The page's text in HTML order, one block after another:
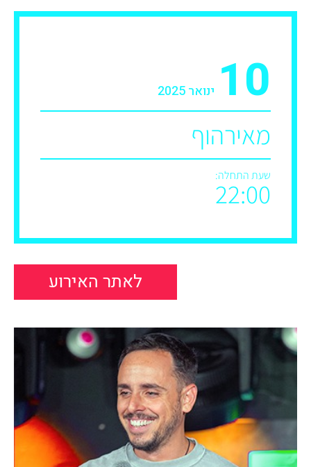
10 ינואר 2025
מאירהוף
שעת התחלה:
22:00
לאתר האירוע